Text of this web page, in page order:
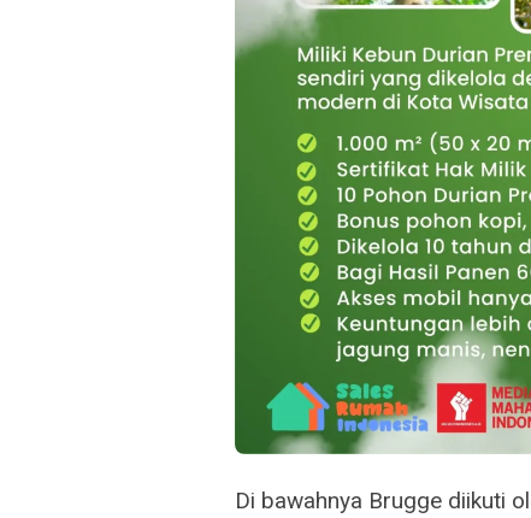
Di bawahnya Brugge diikuti